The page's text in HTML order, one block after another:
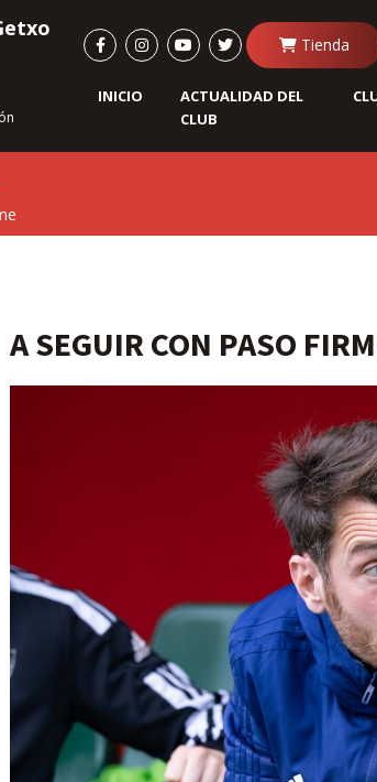
Tienda
INICIO
ACTUALIDAD DEL
CLUB
A SEGUIR CON PASO